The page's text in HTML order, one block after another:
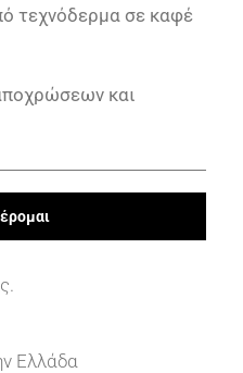
τεχνόδερμα σε καφέ
και
Ελλάδα